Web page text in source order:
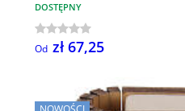
DOSTĘPNY
Od zł 67,25